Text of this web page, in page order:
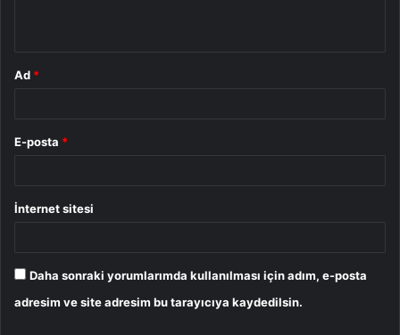
Ad *
E-posta *
İnternet sitesi
Daha sonraki yorumlarımda kullanılması için adım, e-posta
adresim ve site adresim bu tarayıcıya kaydedilsin.